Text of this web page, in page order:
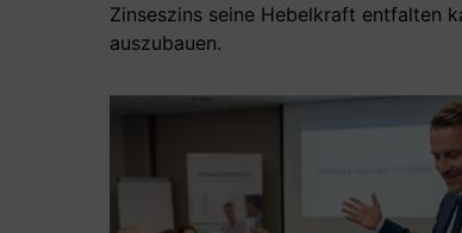
Zinseszins seine Hebelkraft entfalten
auszubauen.